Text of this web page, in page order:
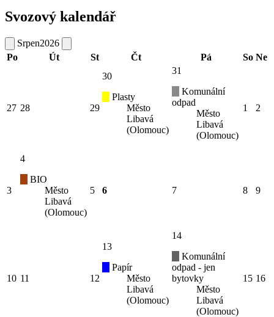
Svozový kalendář
Srpen2026
Po
Út St Čt Pá So Ne
27 28 29
30
Plasty
Město
Libavá
(Olomouc)
31
Komunální
odpad
Město
Libavá
(Olomouc)
1 2
3
4
BIO
Město
Libavá
(Olomouc)
5 6 7 8 9
10 11 12
13
Papír
Město
Libavá
(Olomouc)
14
Komunální
odpad - jen
bytovky
Město
Libavá
(Olomouc)
15 16